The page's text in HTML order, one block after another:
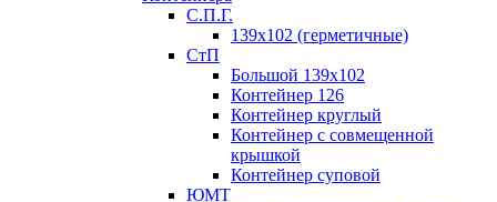
С.П.Г.
139х102 (герметичные)
СтП
Большой 139х102
Контейнер 126
Контейнер круглый
Контейнер с совмещенной
крышкой
Контейнер суповой
ЮМТ